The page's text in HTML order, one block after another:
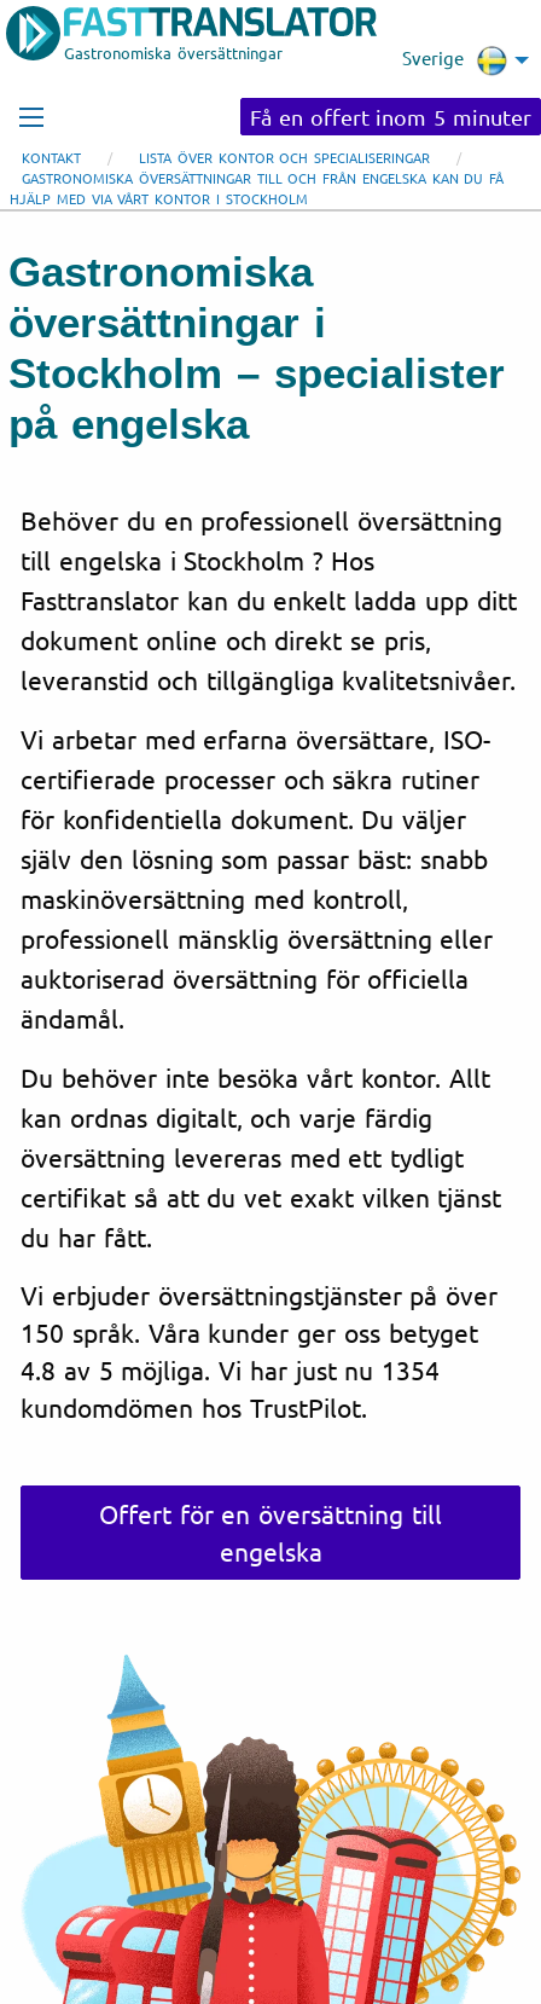
Gastronomiska översättningar Sverige
Få en offert inom 5 minuter
KONTAKT
LISTA ÖVER KONTOR OCH SPECIALISERINGAR
GASTRONOMISKA ÖVERSÄTTNINGAR TILL OCH FRÅN ENGELSKA KAN DU FÅ
HJÄLP MED VIA VÅRT KONTOR I STOCKHOLM
Gastronomiska
översättningar i
Stockholm – specialister
på engelska
Behöver du en professionell översättning
till engelska i Stockholm ? Hos
Fasttranslator kan du enkelt ladda upp ditt
dokument online och direkt se pris,
leveranstid och tillgängliga kvalitetsnivåer.
Vi arbetar med erfarna översättare, ISO-
certifierade processer och säkra rutiner
för konfidentiella dokument. Du väljer
själv den lösning som passar bäst: snabb
maskinöversättning med kontroll,
professionell mänsklig översättning eller
auktoriserad översättning för officiella
ändamål.
Du behöver inte besöka vårt kontor. Allt
kan ordnas digitalt, och varje färdig
översättning levereras med ett tydligt
certifikat så att du vet exakt vilken tjänst
du har fått.
Vi erbjuder översättningstjänster på över
150 språk. Våra kunder ger oss betyget
4.8 av 5 möjliga. Vi har just nu 1354
kundomdömen hos TrustPilot.
Offert för en översättning till
engelska